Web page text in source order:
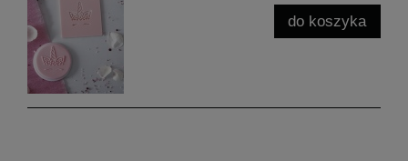
do koszyka